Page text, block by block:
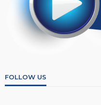
FOLLOW US